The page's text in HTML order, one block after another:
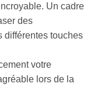
Un cadre
des
différentes touches
votre
lors de la